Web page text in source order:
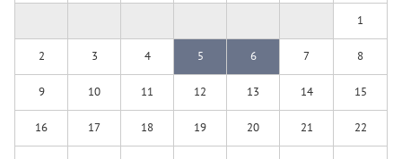
1
2 3 4 5 6 7 8
9 10 11 12 13 14 15
16 17 18 19 20 21 22